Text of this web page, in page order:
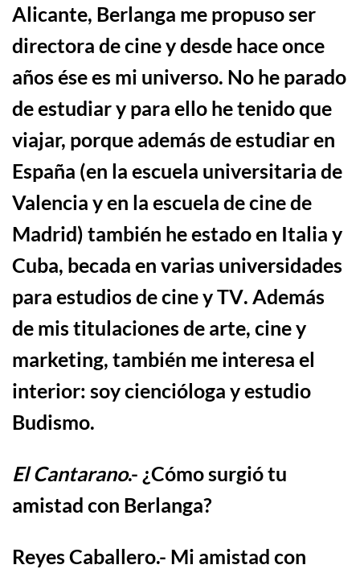
Alicante, Berlanga me propuso ser
directora de cine y desde hace once
años ése es mi universo. No he parado
de estudiar y para ello he tenido que
viajar, porque además de estudiar en
España (en la escuela universitaria de
Valencia y en la escuela de cine de
Madrid) también he estado en Italia y
Cuba, becada en varias universidades
para estudios de cine y TV. Además
de mis titulaciones de arte, cine y
marketing, también me interesa el
interior: soy ciencióloga y estudio
Budismo.
El Cantarano.- ¿Cómo surgiótu
amistad con Berlanga?
Reyes Caballero.- Mi amistad con